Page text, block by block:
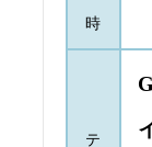
時
テ